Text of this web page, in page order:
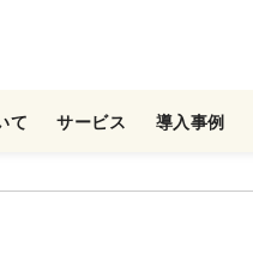
て サービス 導入事例